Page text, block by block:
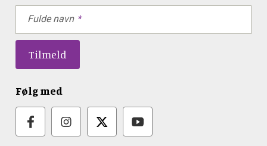
Fulde navn
Følg med